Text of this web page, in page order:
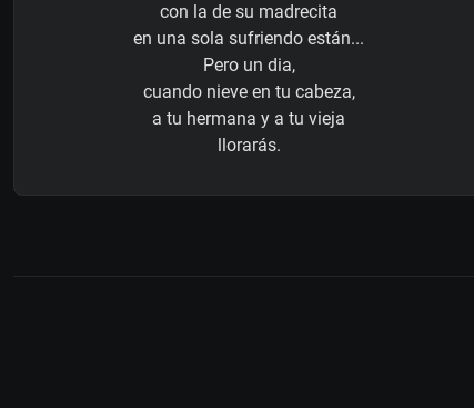
con la de su madrecita
en una sola sufriendo están...
Pero un dia,
cuando nieve en tu cabeza,
a tu hermana y a tu vieja
llorarás.